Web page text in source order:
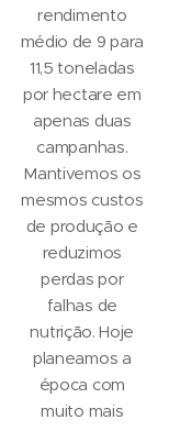
rendimento
médio de 9 para
11,5 toneladas
por hectare em
apenas duas
campanhas.
Mantivemos os
mesmos custos
de produção e
reduzimos
perdas por
falhas de
nutrição. Hoje
planeamos a
época com
muito mais